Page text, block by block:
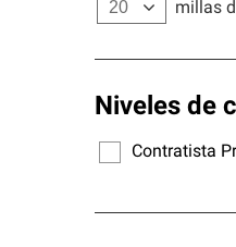
millas
Niveles de
Contratista